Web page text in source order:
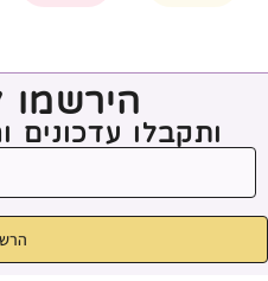
הירשמו
ותקבלו עדכונים